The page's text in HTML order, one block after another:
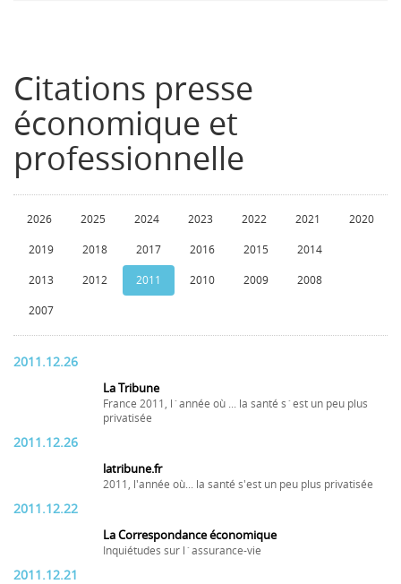
Citations presse
économique et
professionnelle
2026 2025 2024 2023 2022 2021 2020
2019 2018 2017 2016 2015 2014
2013 2012 2011 2010 2009 2008
2007
2011.12.26
La Tribune
France 2011, l´année où ... la santé s´est un peu plus
privatisée
2011.12.26
latribune.fr
2011, l'année où... la santé s'est un peu plus privatisée
2011.12.22
La Correspondance économique
Inquiétudes sur l´assurance-vie
2011.12.21